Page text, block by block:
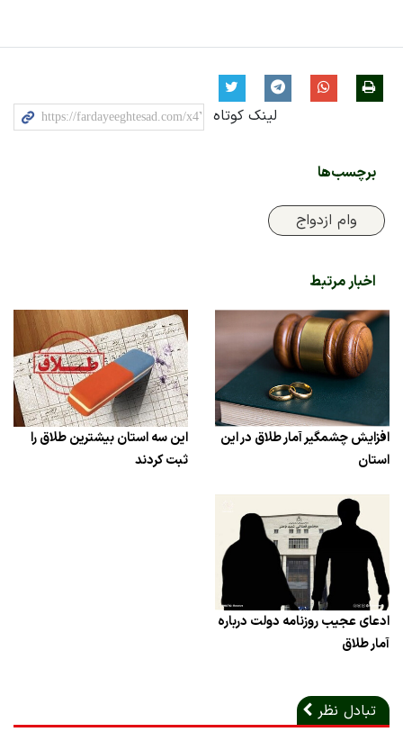
لینک کوتاه
برچسب‌ها
وام ازدواج
اخبار مرتبط
افزایش چشمگیر آمار طلاق در این
استان
این سه استان بیشترین طلاق را
ثبت کردند
ادعای عجیب روزنامه دولت درباره
آمار طلاق
تبادل نظر